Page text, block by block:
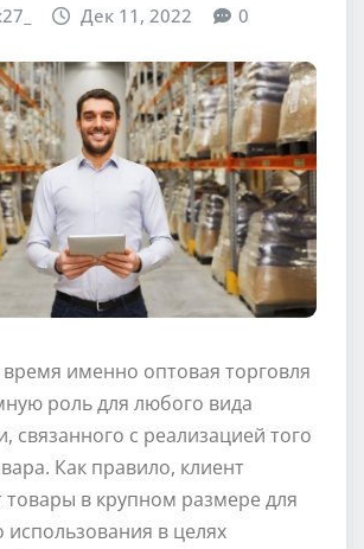
Дек 11, 2022 0
именно оптовая торговля
роль для любого вида
связанного с реализацией того
Как правило, клиент
товары в крупном размере для
в целях